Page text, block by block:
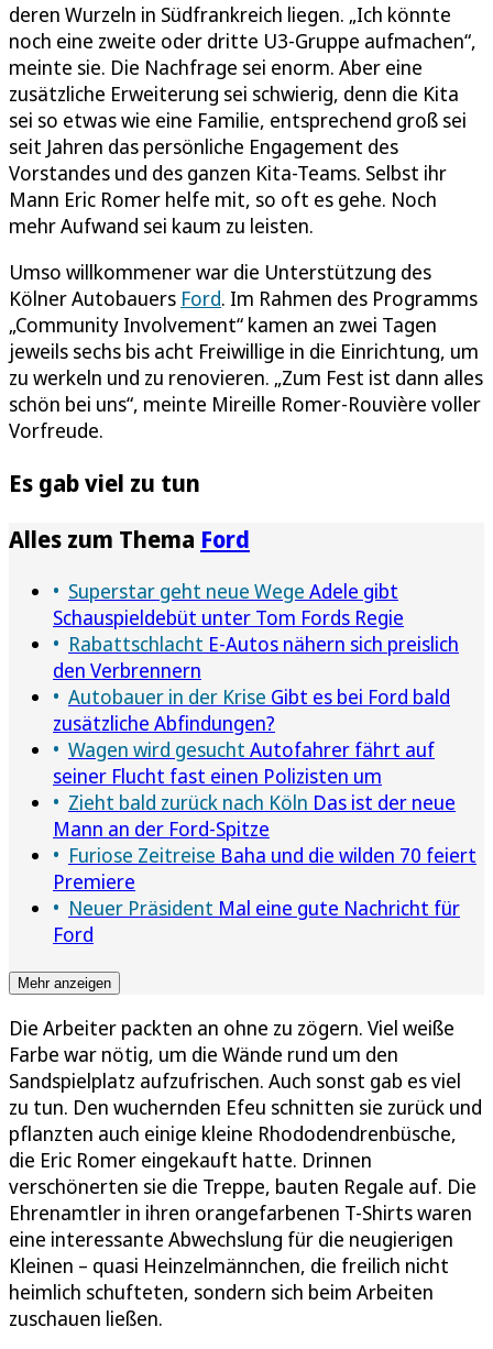
deren Wurzeln in Südfrankreich liegen. „Ich könnte
noch eine zweite oder dritte U3-Gruppe aufmachen“,
meinte sie. Die Nachfrage sei enorm. Aber eine
zusätzliche Erweiterung sei schwierig, denn die Kita
sei so etwas wie eine Familie, entsprechend groß sei
seit Jahren das persönliche Engagement des
Vorstandes und des ganzen Kita-Teams. Selbst ihr
Mann Eric Romer helfe mit, so oft es gehe. Noch
mehr Aufwand sei kaum zu leisten.
Umso willkommener war die Unterstützung des
Kölner Autobauers Ford. Im Rahmen des Programms
„Community Involvement“ kamen an zwei Tagen
jeweils sechs bis acht Freiwillige in die Einrichtung, um
zu werkeln und zu renovieren. „Zum Fest ist dann alles
schön bei uns“, meinte Mireille Romer-Rouvière voller
Vorfreude.
Es gab viel zu tun
Alles zum Thema Ford
Superstar geht neue Wege Adele gibt
Schauspieldebüt unter Tom Fords Regie
Rabattschlacht E-Autos nähern sich preislich
den Verbrennern
Autobauer in der Krise Gibt es bei Ford bald
zusätzliche Abfindungen?
Wagen wird gesucht Autofahrer fährt auf
seiner Flucht fast einen Polizisten um
Zieht bald zurück nach Köln Das ist der neue
Mann an der Ford-Spitze
Furiose Zeitreise Baha und die wilden 70 feiert
Premiere
Neuer Präsident Mal eine gute Nachricht für
Ford
Mehr anzeigen
Die Arbeiter packten an ohne zu zögern. Viel weiße
Farbe war nötig, um die Wände rund um den
Sandspielplatz aufzufrischen. Auch sonst gab es viel
zu tun. Den wuchernden Efeu schnitten sie zurück und
pflanzten auch einige kleine Rhododendrenbüsche,
die Eric Romer eingekauft hatte. Drinnen
verschönerten sie die Treppe, bauten Regale auf. Die
Ehrenamtler in ihren orangefarbenen T-Shirts waren
eine interessante Abwechslung für die neugierigen
Kleinen – quasi Heinzelmännchen, die freilich nicht
heimlich schufteten, sondern sich beim Arbeiten
zuschauen ließen.